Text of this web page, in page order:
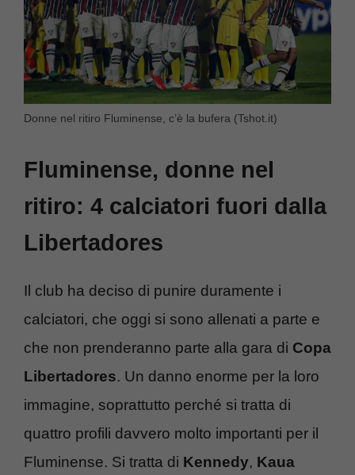
Donne nel ritiro Fluminense, c’è la bufera (Tshot.it)
Fluminense, donne nel
ritiro: 4 calciatori fuori dalla
Libertadores
Il club ha deciso di punire duramente i
calciatori, che oggi si sono allenati a parte e
che non prenderanno parte alla gara di Copa
Libertadores. Un danno enorme per la loro
immagine, soprattutto perché si tratta di
quattro profili davvero molto importanti per il
Fluminense. Si tratta di Kennedy, Kaua